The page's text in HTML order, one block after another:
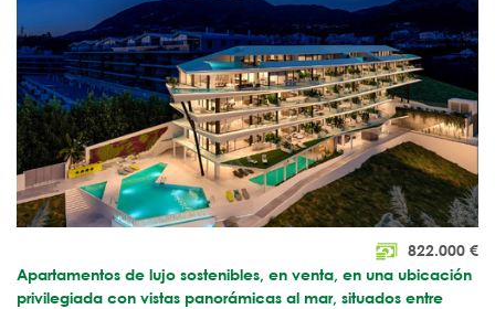
822.000 €
Apartamentos de lujo sostenibles, en venta, en una ubicación
privilegiada con vistas panorámicas al mar, situados entre